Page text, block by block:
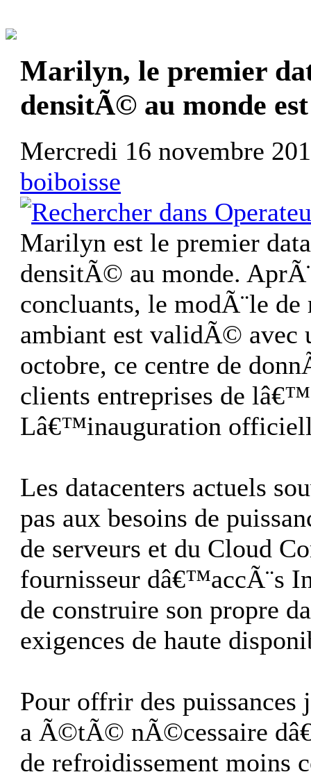
Marilyn, le premier
densitÃ© au monde
Mercredi 16 novembre
boiboisse
Marilyn est le premier
densitÃ© au monde.
concluants, le modÃ¨le
ambiant est validÃ© avec
octobre, ce centre de
clients entreprises de
Lâ€™inauguration
Les datacenters actuels
pas aux besoins de
de serveurs et du Cloud
fournisseur dâ€™accÃ¨s
de construire son propre
exigences de haute
Pour offrir des
a Ã©tÃ© nÃ©cessaire
de refroidissement moins